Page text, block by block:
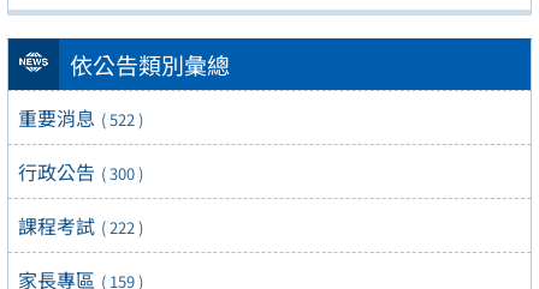
依公告類別彙總
重要消息 ( 522 )
行政公告 ( 300 )
課程考試 ( 222 )
家長專區 ( 159 )